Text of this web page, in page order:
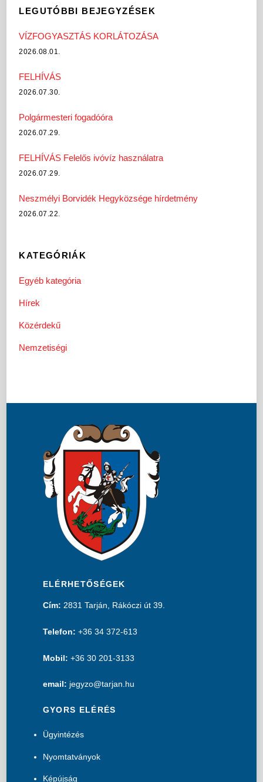
LEGUTÓBBI BEJEGYZÉSEK
VÍZFOGYASZTÁS KORLÁTOZÁSA
2026.08.01.
FELHÍVÁS
2026.07.30.
Polgármesteri fogadóóra
2026.07.29.
FELHÍVÁS Felelős ivóvíz használatra
2026.07.29.
Neszmélyi Borvidék Hegyközsége hírdetmény
2026.07.22.
KATEGÓRIÁK
Egyéb kategória
Hírek
Közérdekű
Nemzetiségi
ELÉRHETŐSÉGEK
Cím: 2831 Tarján, Rákóczi út 39.
Telefon: +36 34 372-613
Mobil: +36 30 201-3133
email: jegyzo@tarjan.hu
GYORS ELÉRÉS
Ügyintézés
Nyomtatványok
Képújság